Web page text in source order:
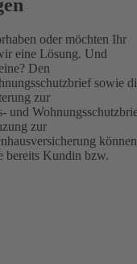
oder möchten Ihr
eine Lösung. Und
Den
sowie
zur
und
zur
können
bereits Kundin bzw.